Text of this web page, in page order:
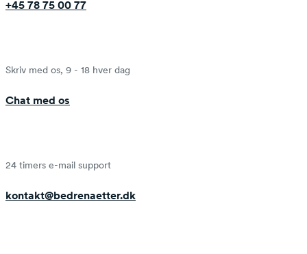
+45 78 75 00 77
Skriv med os, 9 - 18 hver dag
Chat med os
24 timers e-mail support
kontakt@bedrenaetter.dk